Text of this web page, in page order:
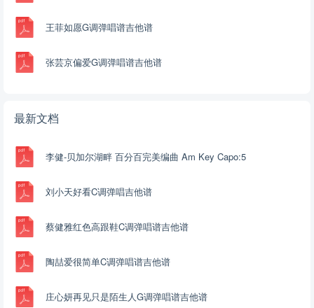
王菲如愿G调弹唱谱吉他谱
张芸京偏爱G调弹唱谱吉他谱
最新文档
李健-贝加尔湖畔 百分百完美编曲 Am Key Capo:5
刘小天好看C调弹唱吉他谱
蔡健雅红色高跟鞋C调弹唱谱吉他谱
陶喆爱很简单C调弹唱谱吉他谱
庄心妍再见只是陌生人G调弹唱谱吉他谱